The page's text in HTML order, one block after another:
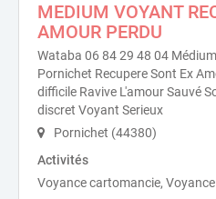
MEDIUM VOYANT
AMOUR PERDU
Wataba 06 84 29 48 04
Pornichet Recupere Sont Ex
difficile Ravive L'amour Sauvé
discret Voyant Serieux
Pornichet (44380)
Activités
Voyance cartomancie,